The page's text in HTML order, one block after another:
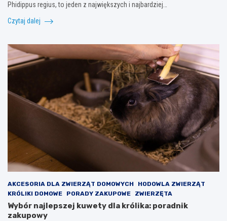
Phidippus regius, to jeden z największych i najbardziej…
Czytaj dalej
AKCESORIA DLA ZWIERZĄT DOMOWYCH
HODOWLA ZWIERZĄT
KRÓLIKI DOMOWE
PORADY ZAKUPOWE ZWIERZĘTA
Wybór najlepszej kuwety dla królika: poradnik
zakupowy